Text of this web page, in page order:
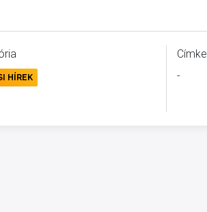
HÍREK
Címke
-